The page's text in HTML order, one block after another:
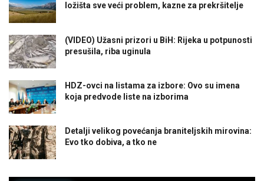
ložišta sve veći problem, kazne za prekršitelje
(VIDEO) Užasni prizori u BiH: Rijeka u potpunosti
presušila, riba uginula
HDZ-ovci na listama za izbore: Ovo su imena
koja predvode liste na izborima
Detalji velikog povećanja braniteljskih mirovina:
Evo tko dobiva, a tko ne